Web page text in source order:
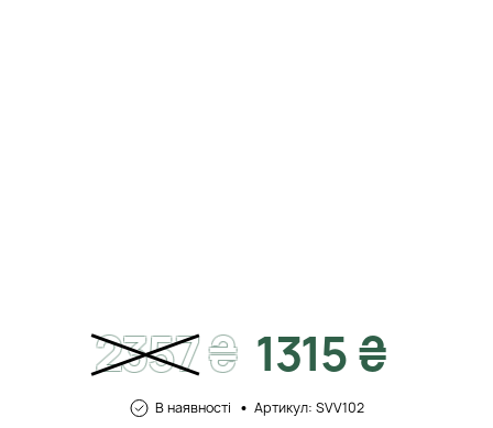
2357₴ 1315 ₴
В наявності Артикул: SVV102